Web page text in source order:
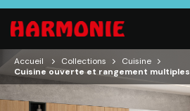
Accueil Collections
Cuisine
Cuisine ouverte et rangement multiples